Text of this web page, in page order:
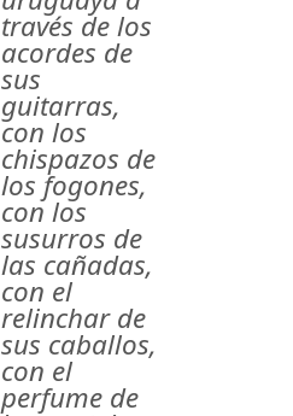
través de los
acordes de
sus
guitarras,
con los
chispazos de
los fogones,
con los
susurros de
las cañadas,
con el
relinchar de
sus caballos,
con el
perfume de